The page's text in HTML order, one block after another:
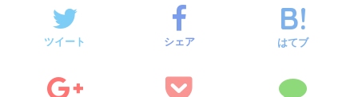
ツイート シェア はてブ